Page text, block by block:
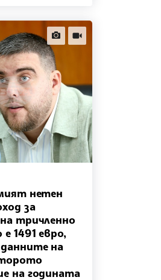
news.imagesnews.videos
нетен
за
тричленно
1491 евро,
на
на годината